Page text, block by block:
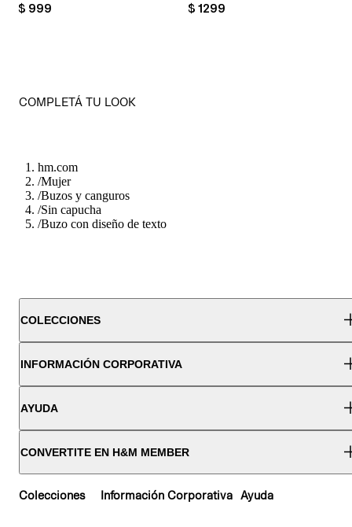
PRICE:
$ 999 PRICE:
$ 1299
COMPLETÁ TU LOOK
hm.com
/Mujer
/Buzos y canguros
/Sin capucha
/Buzo con diseño de texto
COLECCIONES
INFORMACIÓN CORPORATIVA
AYUDA
CONVERTITE EN H&M MEMBER
Colecciones Información Corporativa Ayuda